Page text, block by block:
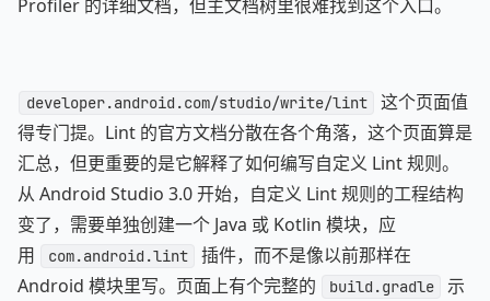
Profiler 的详细文档，但主文档树里很难找到这个入口。
developer.android.com/studio/write/lint
这个页面值
得专门提。Lint 的官方文档分散在各个角落，这个页面算是
汇总，但更重要的是它解释了如何编写自定义 Lint 规则。
从 Android Studio 3.0 开始，自定义 Lint 规则的工程结构
变了，需要单独创建一个 Java 或 Kotlin 模块，应
用
com.android.lint
插件，而不是像以前那样在
Android 模块里写。页面上有个完整的
build.gradle
示